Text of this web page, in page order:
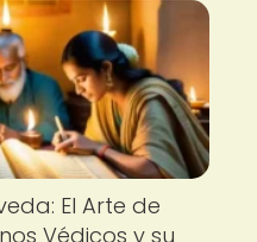
El Arte de
Védicos y su